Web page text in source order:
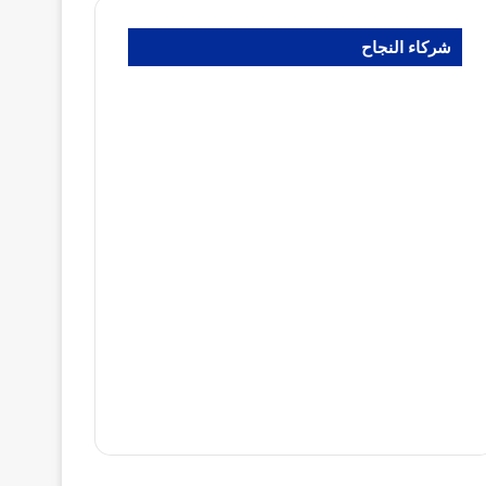
شركاء النجاح